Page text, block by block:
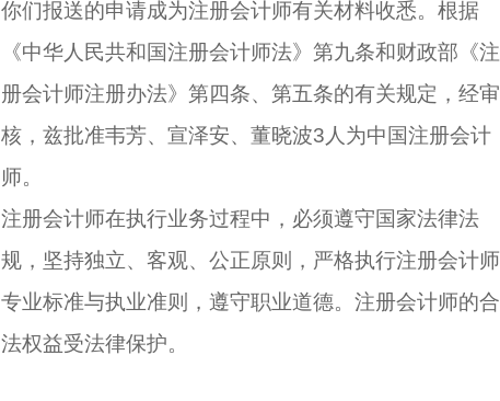
你们报送的申请成为注册会计师有关材料收悉。根据
《中华人民共和国注册会计师法》第九条和财政部《注
册会计师注册办法》第四条、第五条的有关规定，经审
核，兹批准韦芳、宣泽安、董晓波3人为中国注册会计
师。
注册会计师在执行业务过程中，必须遵守国家法律法
规，坚持独立、客观、公正原则，严格执行注册会计师
专业标准与执业准则，遵守职业道德。注册会计师的合
法权益受法律保护。